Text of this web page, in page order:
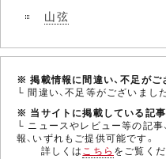
山弦
※ 掲載情報に間違い、不足がご
└ 間違い、不足等がございました
※ 当サイトに掲載している記事
└ ニュースやレビュー等の記事
報、いずれもご提供可能です。
詳しくはこちら をご覧くだ